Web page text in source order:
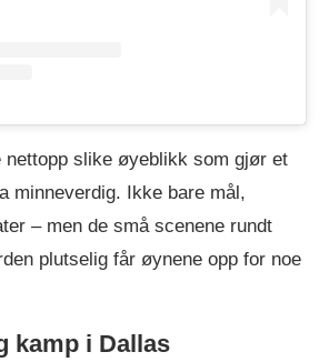
nettopp slike øyeblikk som gjør et
minneverdig. Ikke bare mål,
– men de små scenene rundt
plutselig får øynene opp for noe
kamp i Dallas